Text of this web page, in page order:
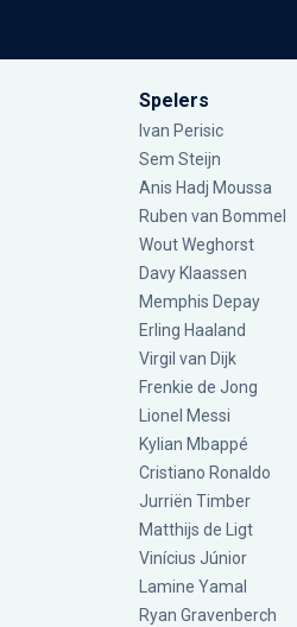
Spelers
Ivan Perisic
Sem Steijn
Anis Hadj Moussa
Ruben van Bommel
Wout Weghorst
Davy Klaassen
Memphis Depay
Erling Haaland
Virgil van Dijk
Frenkie de Jong
Lionel Messi
Kylian Mbappé
Cristiano Ronaldo
Jurriën Timber
Matthijs de Ligt
Vinícius Júnior
Lamine Yamal
Ryan Gravenberch